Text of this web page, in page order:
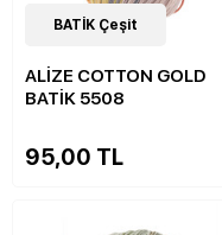
32Çeşit
BATİK Çeşit
ALİZE COTTON GOLD
BATİK 5508
95,00 TL